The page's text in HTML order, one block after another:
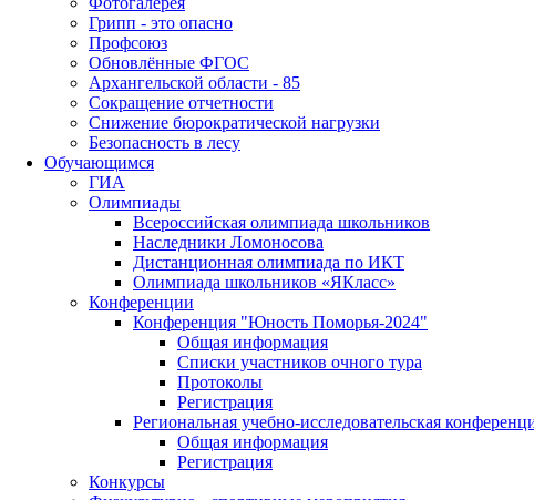
Грипп - это опасно
Профсоюз
Обновлённые ФГОС
Архангельской области - 85
Сокращение отчетности
Снижение бюрократической нагрузки
Безопасность в лесу
Обучающимся
ГИА
Олимпиады
Всероссийская олимпиада школьников
Наследники Ломоносова
Дистанционная олимпиада по ИКТ
Олимпиада школьников «ЯКласс»
Конференции
Конференция "Юность Поморья-2024"
Общая информация
Списки участников очного тура
Протоколы
Регистрация
Региональная учебно-исследовательская
Общая информация
Регистрация
Конкурсы